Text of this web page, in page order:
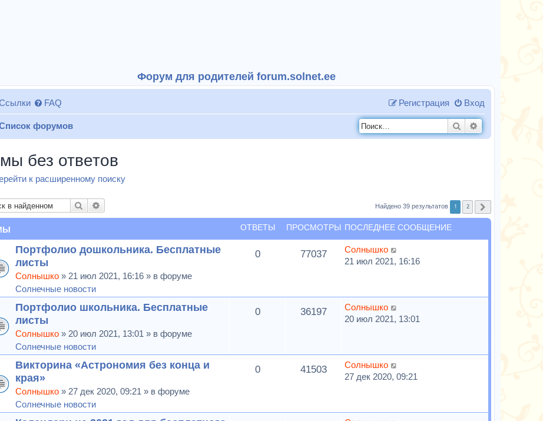
Форум для родителей forum.solnet.ee
FAQ Вход
Регистрация
форумов Поиск
без ответов
к расширенному поиску
Поиск Найдено 39 результатов 1 2
ОТВЕТЫ ПРОСМОТРЫ ПОСЛЕДНЕЕ СООБЩЕНИЕ
Портфолио дошкольника. Бесплатные
листы
Солнышко» 21 июл 2021, 16:16 » в форуме
Солнечные новости
0 77037
Солнышко
21 июл 2021, 16:16
Портфолио школьника. Бесплатные
листы
Солнышко» 20 июл 2021, 13:01 » в форуме
Солнечные новости
0 36197
Солнышко
20 июл 2021, 13:01
Викторина «Астрономия без конца и
края»
Солнышко» 27 дек 2020, 09:21 » в форуме
Солнечные новости
0 41503
Солнышко
27 дек 2020, 09:21